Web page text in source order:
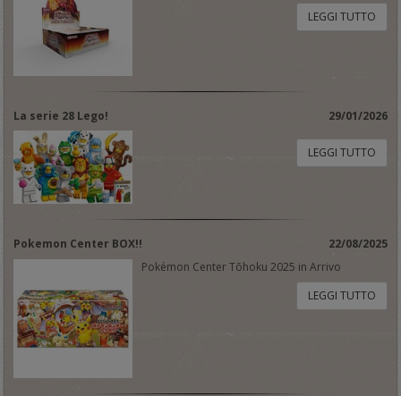
LEGGI TUTTO
La serie 28 Lego! 29/01/2026
LEGGI TUTTO
Pokemon Center BOX!!
22/08/2025
Pokémon Center Tōhoku 2025 in Arrivo
LEGGI TUTTO